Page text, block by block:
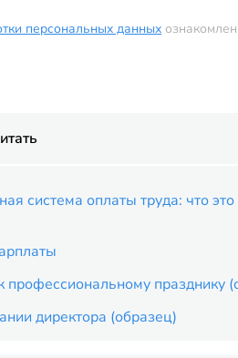
персональных данных ознакомлен
система оплаты труда: что это
празднику
директора (образец)